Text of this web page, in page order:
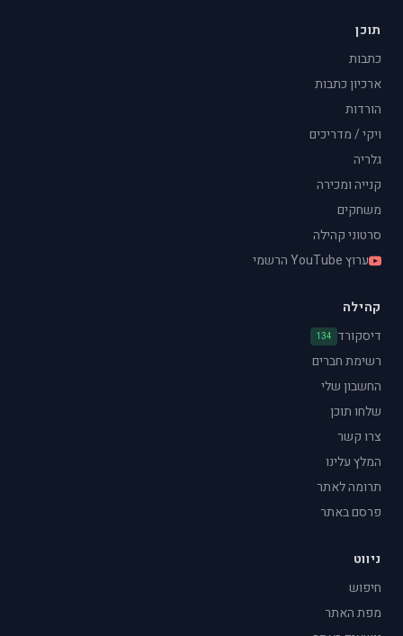
תוכן
כתבות
ארכיון כתבות
הורדות
ויקי / מדריכים
גלריה
קנייה ומכירה
משחקים
סרטוני קהילה
ערוץ YouTube הרשמי
קהילה
דיסקורד 134
רשימת חברים
החשבון שלי
שלחו תוכן
צרו קשר
המלץ עלינו
תרומה לאתר
פרסם באתר
ניווט
חיפוש
מפת האתר